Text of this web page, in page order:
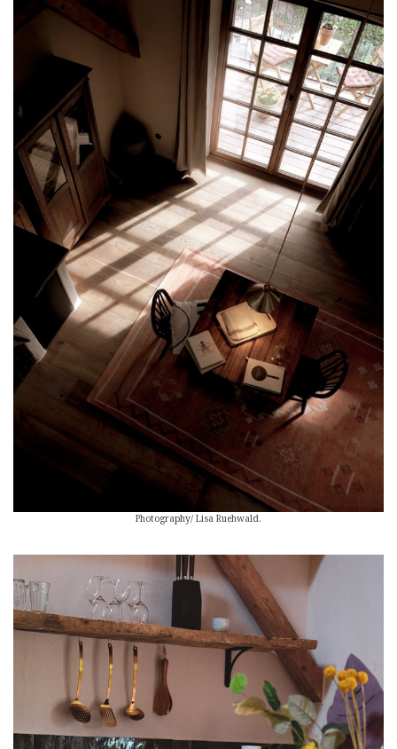
Photography/ Lisa Ruehwald.